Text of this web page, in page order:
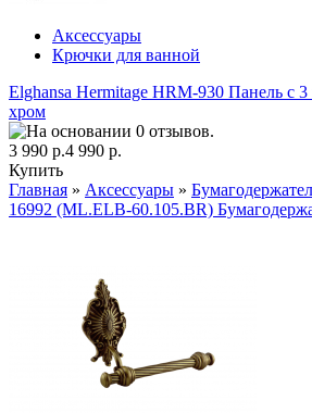
Аксессуары
Крючки для ванной
Elghansa Hermitage HRM-930 Панель с
хром
3 990 р.4 990 р.
Купить
Главная » Аксессуары »
16992 (ML.ELB-60.105.BR)